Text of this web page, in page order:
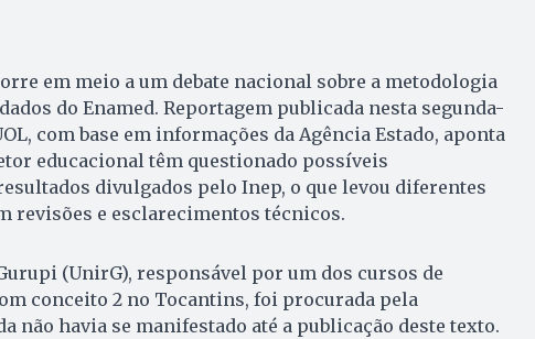
em meio a um debate nacional sobre a metodologia
do Enamed. Reportagem publicada nesta segunda-
com base em informações da Agência Estado, aponta
educacional têm questionado possíveis
divulgados pelo Inep, o que levou diferentes
revisões e esclarecimentos técnicos.
(UnirG), responsável por um dos cursos de
conceito 2 no Tocantins, foi procurada pela
não havia se manifestado até a publicação deste texto.